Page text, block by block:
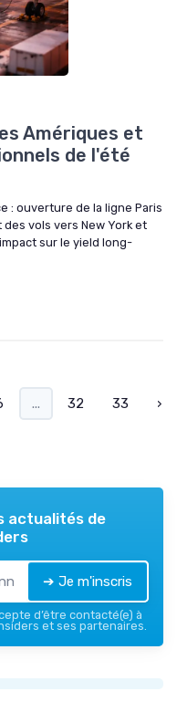
Amériques et
de l'été
: ouverture de la ligne Paris
vols vers New York et
sur le yield long-
... 32 33 ›
actualités de
➔ Je m'inscris
d’être contacté(e) à
et ses partenaires.